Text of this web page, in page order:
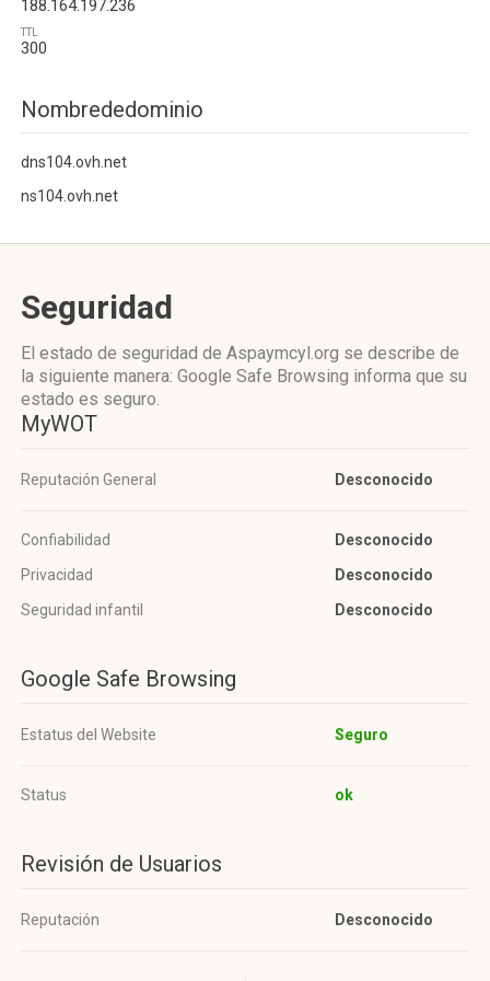
188.164.197.236
TTL
300
Nombrededominio
dns104.ovh.net
ns104.ovh.net
Seguridad
El estado de seguridad de Aspaymcyl.org se describe de
la siguiente manera: Google Safe Browsing informa que su
estado es seguro.
MyWOT
Reputación General Desconocido
Confiabilidad
Desconocido
Privacidad
Desconocido
Seguridad infantil
Desconocido
Google Safe Browsing
Estatus del Website Seguro
Status ok
Revisión de Usuarios
Reputación Desconocido